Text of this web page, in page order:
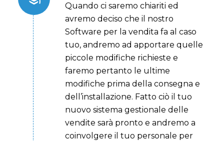
Quando ci saremo chiariti ed
avremo deciso che il nostro
Software per la vendita fa al caso
tuo, andremo ad apportare quelle
piccole modifiche richieste e
faremo pertanto le ultime
modifiche prima della consegna e
dell’installazione. Fatto ciò il tuo
nuovo sistema gestionale delle
vendite sarà pronto e andremo a
coinvolgere il tuo personale per